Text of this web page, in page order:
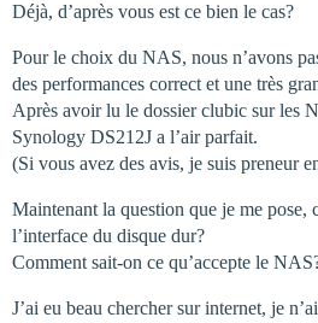
Déjà, d’après vous est ce bien le cas?
Pour le choix du NAS, nous n’avons
des performances correct et une très
Après avoir lu le dossier clubic sur les
Synology DS212J a l’air parfait.
(Si vous avez des avis, je suis preneur
Maintenant la question que je me pose,
l’interface du disque dur?
Comment sait-on ce qu’accepte le
J’ai eu beau chercher sur internet, je